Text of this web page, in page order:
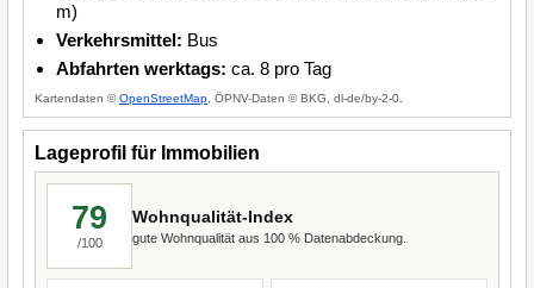
m)
Verkehrsmittel: Bus
Abfahrten werktags: ca. 8 pro Tag
Kartendaten ©OpenStreetMap , ÖPNV-Daten © BKG, dl-de/by-2-0.
Lageprofil für Immobilien
79
/100
Wohnqualität-Index
gute Wohnqualität aus 100 % Datenabdeckung.